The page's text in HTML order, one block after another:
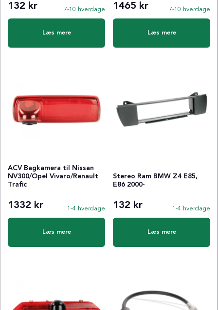
132 kr 7-10 hverdage
Læs mere
1465 kr 7-10 hverdage
Læs mere
ACV Bagkamera til Nissan
NV300/Opel Vivaro/Renault
Trafic
1332 kr 1-4 hverdage
Læs mere
Stereo Ram BMW Z4 E85,
E86 2000-
132 kr 1-4 hverdage
Læs mere